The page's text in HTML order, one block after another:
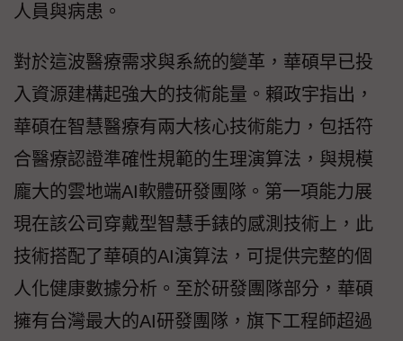
人員與病患。
對於這波醫療需求與系統的變革，華碩早已投
入資源建構起強大的技術能量。賴政宇指出，
華碩在智慧醫療有兩大核心技術能力，包括符
合醫療認證準確性規範的生理演算法，與規模
龐大的雲地端AI軟體研發團隊。第一項能力展
現在該公司穿戴型智慧手錶的感測技術上，此
技術搭配了華碩的AI演算法，可提供完整的個
人化健康數據分析。至於研發團隊部分，華碩
擁有台灣最大的AI研發團隊，旗下工程師超過